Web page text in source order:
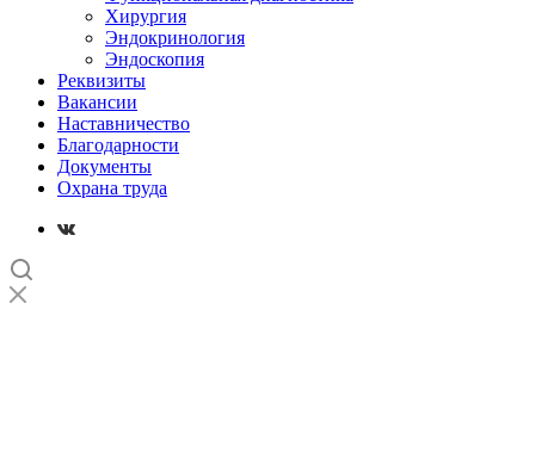
Хирургия
Эндокринология
Эндоскопия
Реквизиты
Вакансии
Наставничество
Благодарности
Документы
Охрана труда